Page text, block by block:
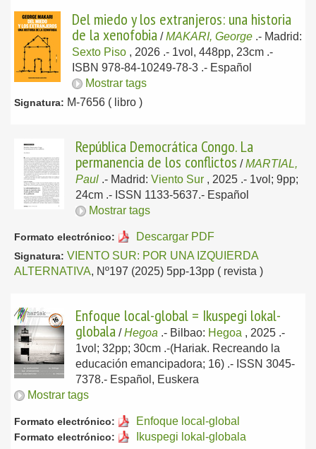
Del miedo y los extranjeros: una historia
de la xenofobia /MAKARI, George .- Madrid:
Sexto Piso , 2026 .- 1vol, 448pp, 23cm .-
ISBN 978-84-10249-78-3 .- Español
Mostrar tags
Signatura: M-7656 ( libro )
República Democrática Congo. La
permanencia de los conflictos /MARTIAL,
Paul .- Madrid: Viento Sur , 2025 .- 1vol; 9pp;
24cm .- ISSN 1133-5637.- Español
Mostrar tags
Formato electrónico: Descargar PDF
Signatura: VIENTO SUR: POR UNA IZQUIERDA
ALTERNATIVA, Nº197 (2025) 5pp-13pp ( revista )
Enfoque local-global = Ikuspegi lokal-
globala /Hegoa .- Bilbao: Hegoa , 2025 .-
1vol; 32pp; 30cm .-(Hariak. Recreando la
educación emancipadora; 16) .- ISSN 3045-
7378.- Español, Euskera
Mostrar tags
Formato electrónico: Enfoque local-global
Formato electrónico: Ikuspegi lokal-globala